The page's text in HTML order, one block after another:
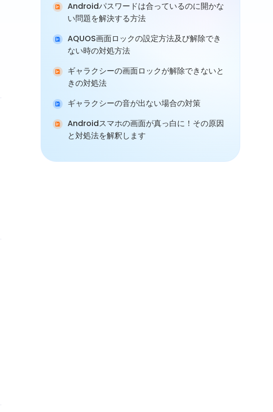
Androidパスワードは合っているのに開かな
い問題を解決する方法
AQUOS画面ロックの設定方法及び解除でき
ない時の対処方法
ギャラクシーの画面ロックが解除できないと
きの対処法
ギャラクシーの音が出ない場合の対策
Androidスマホの画面が真っ白に！その原因
と対処法を解釈します